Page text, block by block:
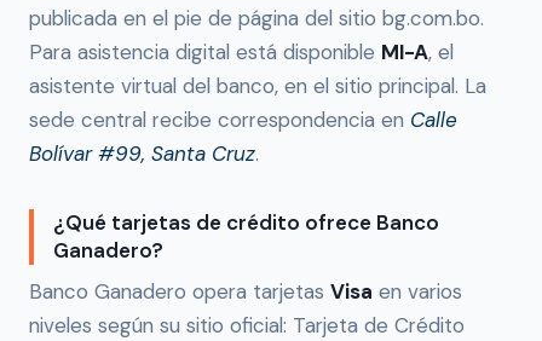
publicada en el pie de página del sitio bg.com.bo.
Para asistencia digital está disponible MI-A, el
asistente virtual del banco, en el sitio principal. La
sede central recibe correspondencia en Calle
Bolívar #99, Santa Cruz.
¿Qué tarjetas de crédito ofrece Banco
Ganadero?
Banco Ganadero opera tarjetas Visa en varios
niveles según su sitio oficial: Tarjeta de Crédito